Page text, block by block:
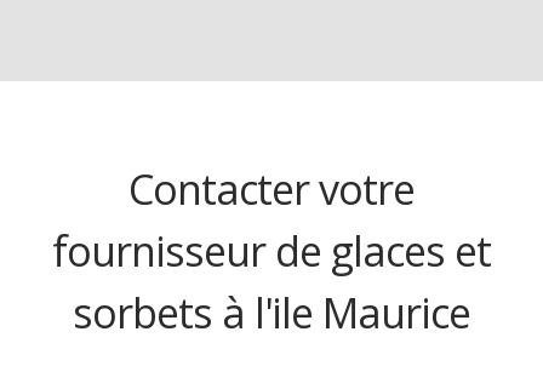
Contacter votre
fournisseur de glaces et
sorbets à l'ile Maurice